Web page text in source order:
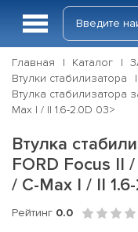
Главная Каталог
Втулки стабилизатора
Втулка стабилизатора
Max I / II 1.6-2.0D 03>
Втулка
FORD Focus II
/ C-Max I / II
Рейтинг 0.0